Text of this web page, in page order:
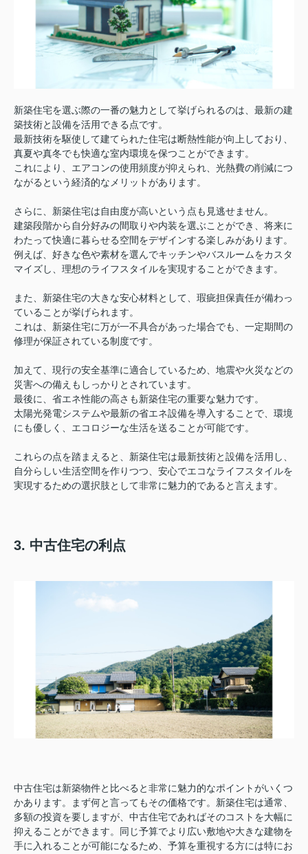
新築住宅を選ぶ際の一番の魅力として挙げられるのは、最新の建
築技術と設備を活用できる点です。
最新技術を駆使して建てられた住宅は断熱性能が向上しており、
真夏や真冬でも快適な室内環境を保つことができます。
これにより、エアコンの使用頻度が抑えられ、光熱費の削減につ
ながるという経済的なメリットがあります。
さらに、新築住宅は自由度が高いという点も見逃せません。
建築段階から自分好みの間取りや内装を選ぶことができ、将来に
わたって快適に暮らせる空間をデザインする楽しみがあります。
例えば、好きな色や素材を選んでキッチンやバスルームをカスタ
マイズし、理想のライフスタイルを実現することができます。
また、新築住宅の大きな安心材料として、瑕疵担保責任が備わっ
ていることが挙げられます。
これは、新築住宅に万が一不具合があった場合でも、一定期間の
修理が保証されている制度です。
加えて、現行の安全基準に適合しているため、地震や火災などの
災害への備えもしっかりとされています。
最後に、省エネ性能の高さも新築住宅の重要な魅力です。
太陽光発電システムや最新の省エネ設備を導入することで、環境
にも優しく、エコロジーな生活を送ることが可能です。
これらの点を踏まえると、新築住宅は最新技術と設備を活用し、
自分らしい生活空間を作りつつ、安心でエコなライフスタイルを
実現するための選択肢として非常に魅力的であると言えます。
3. 中古住宅の利点
中古住宅は新築物件と比べると非常に魅力的なポイントがいくつ
かあります。まず何と言ってもその価格です。新築住宅は通常、
多額の投資を要しますが、中古住宅であればそのコストを大幅に
抑えることができます。同じ予算でより広い敷地や大きな建物を
手に入れることが可能になるため、予算を重視する方には特にお